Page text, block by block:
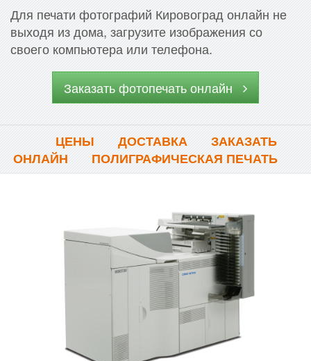
Для печати фотографий Кировоград онлайн не
выходя из дома, загрузите изображения со
своего компьютера или телефона.
Заказать фотопечать онлайн
ЦЕНЫ ДОСТАВКА
ЗАКАЗАТЬ
ОНЛАЙН
ПОЛИГРАФИЧЕСКАЯ ПЕЧАТЬ